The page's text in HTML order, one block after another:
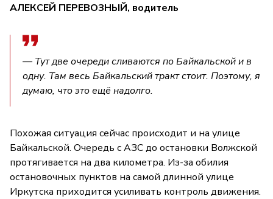
АЛЕКСЕЙ ПЕРЕВОЗНЫЙ, водитель
— Тут две очереди сливаются по Байкальской и в
одну. Там весь Байкальский тракт стоит. Поэтому, я
думаю, что это ещё надолго.
Похожая ситуация сейчас происходит и на улице
Байкальской. Очередь с АЗС до остановки Волжской
протягивается на два километра. Из-за обилия
остановочных пунктов на самой длинной улице
Иркутска приходится усиливать контроль движения.